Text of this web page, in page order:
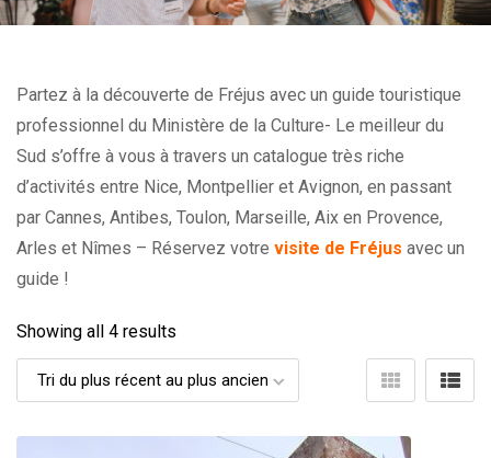
Partez à la découverte de Fréjus avec un guide touristique
professionnel du Ministère de la Culture- Le meilleur du
Sud s’offre à vous à travers un catalogue très riche
d’activités entre Nice, Montpellier et Avignon, en passant
par Cannes, Antibes, Toulon, Marseille, Aix en Provence,
Arles et Nîmes – Réservez votre visite de Fréjus avec un
guide !
Showing all 4 results